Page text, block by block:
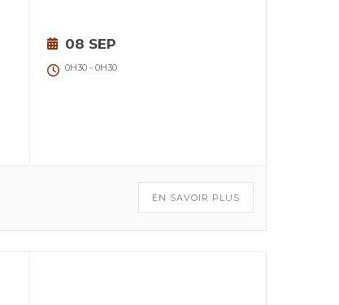
08 SEP
0H30 - 0H30
EN SAVOIR PLUS